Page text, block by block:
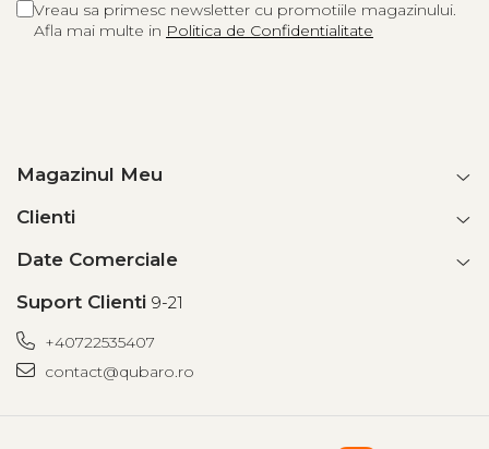
Vreau sa primesc newsletter cu promotiile magazinului.
Afla mai multe in Politica de Confidentialitate
Magazinul Meu
Clienti
Date Comerciale
Suport Clienti 9-21
+40722535407
contact@qubaro.ro